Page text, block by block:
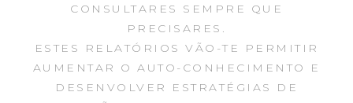
CONSULTARES SEMPRE QUE
PRECISARES.
ESTES RELATÓRIOS VÃO-TE PERMITIR
AUMENTAR O AUTO-CONHECIMENTO E
DESENVOLVER ESTRATÉGIAS DE